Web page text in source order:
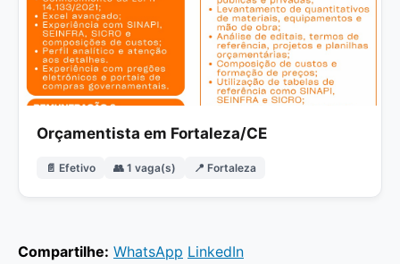
Orçamentista em Fortaleza/CE
📄 Efetivo 👥 1 vaga(s) 📍 Fortaleza
Compartilhe: WhatsApp LinkedIn